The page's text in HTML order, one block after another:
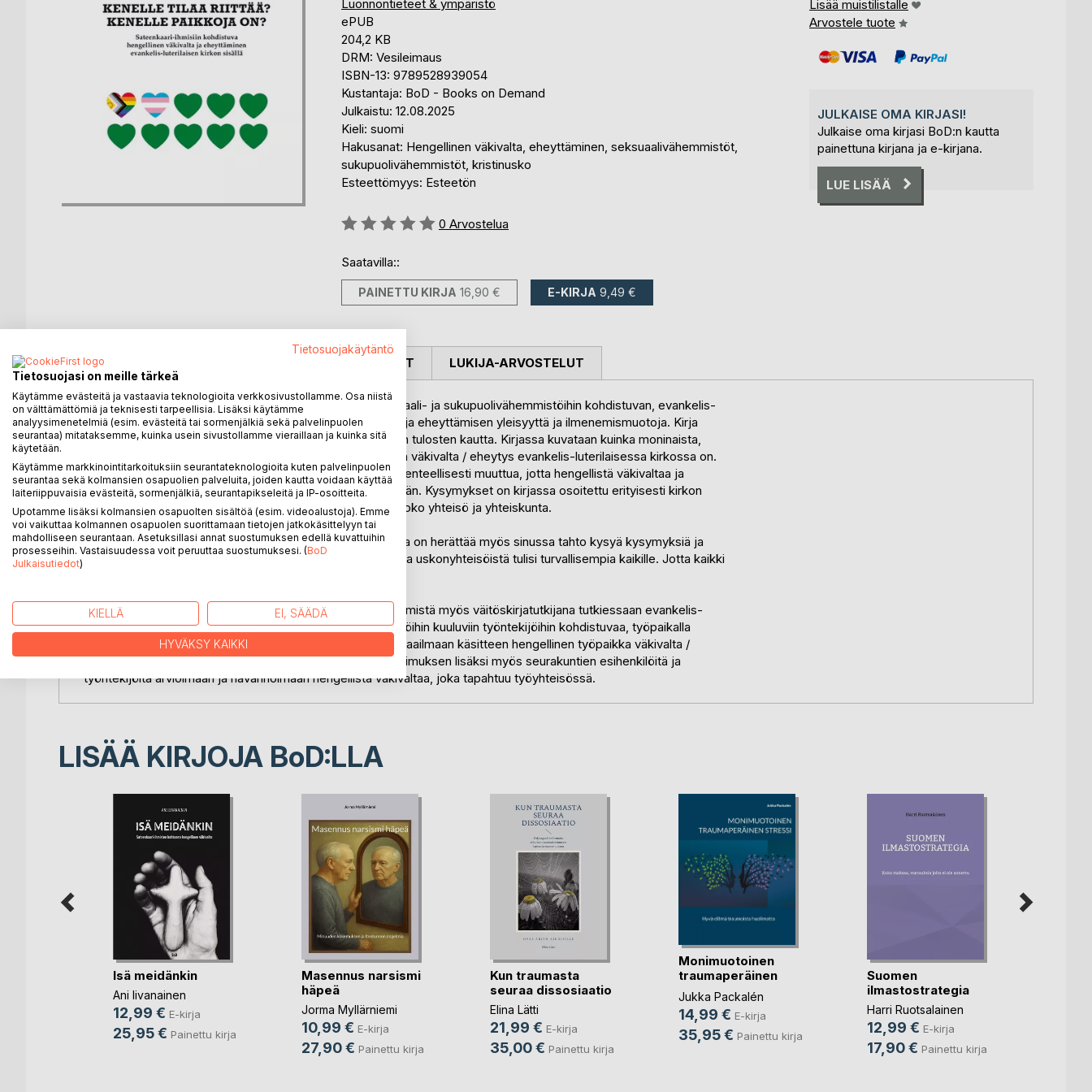
Luonnontieteet & ympäristö
ePUB
204,2 KB
DRM: Vesileimaus
ISBN-13: 9789528939054
Kustantaja: BoD - Books on Demand
Julkaistu: 12.08.2025
Kieli: suomi
Hakusanat: Hengellinen väkivalta, eheyttäminen, seksuaalivähemmistöt,
sukupuolivähemmistöt, kristinusko
Esteettömyys: Esteetön
Arvostelu::
0 Arvostelua
Saatavilla::
PAINETTU KIRJA 16,90 € E-KIRJA 9,49 €
Lisää muistilistalle
Arvostele tuote
JULKAISE OMA KIRJASI!
Julkaise oma kirjasi BoD:n kautta
painettuna kirjana ja e-kirjana.
LUE LISÄÄ
KUVAUS
Kenelle tilaa riittää? Kenelle paikkoja on? -kirja avaa seksuaali- ja sukupuolivähemmistöihin kohdistuvan, evankelis-
luterilaisen kirkon sisällä tapahtuvan hengellisen väkivallan ja eheyttämisen yleisyyttä ja ilmenemismuotoja. Kirja
käsittelee aihetta kyselytutkimuksen ja maisterintutkielman tulosten kautta. Kirjassa kuvataan kuinka moninaista,
laaja-alaista, piiloon painettua ja vahingoittavaa hengellinen väkivalta / eheytys evankelis-luterilaisessa kirkossa on.
Lisäksi kirja sisältää ajatuksia siitä, miten asioiden tulisi rakenteellisesti muuttua, jotta hengellistä väkivaltaa ja
eheyttämistä onnistuttaisiin kirkossa paremmin ehkäisemään. Kysymykset on kirjassa osoitettu erityisesti kirkon
johtajille. Niihin vastaamiseen tarvitaan kuitenkin mukaan koko yhteisö ja yhteiskunta.
Kenelle tilaa riittää? Kenelle paikkoja on? -kirjan tavoitteena on herättää myös sinussa tahto kysyä kysymyksiä ja
vaikuttaa omassa lähiyhteisössäsi niin, että seurakunnista ja uskonyhteisöistä tulisi turvallisempia kaikille. Jotta kaikki
Iivanainen jatkaa kysymysten kysymistä ja vastausten etsimistä myös väitöskirjatutkijana tutkiessaan evankelis-
luterilaisen kirkon sisällä seksuaali- ja sukupuolivähemmistöihin kuuluviin työntekijöihin kohdistuvaa, työpaikalla
tapahtuvaa hengellistä väkivaltaa. Iivanainen luo tutkimusmaailmaan käsitteen hengellinen työpaikka väkivalta /
Spiritual Workplace Violence (SWV). Käsite helpottaa tutkimuksen lisäksi myös seurakuntien esihenkilöitä ja
työntekijöitä arvioimaan ja havannoimaan hengellistä väkivaltaa, joka tapahtuu työyhteisössä.
LEHDISTÖARVOSTELUT LUKIJA-ARVOSTELUT
LISÄÄ KIRJOJA BoD:LLA
Isä meidänkin
Ani Iivanainen
12,99 € E-kirja
25,95 € Painettu kirja
Masennus narsismi
häpeä
Jorma Myllärniemi
10,99 € E-kirja
27,90 € Painettu kirja
Kun traumasta
seuraa dissosiaatio
Elina Lätti
21,99 € E-kirja
35,00 € Painettu kirja
Monimuotoinen
traumaperäinen
stressi
Jukka Packalén
14,99 € E-kirja
35,95 € Painettu kirja
Suomen
ilmastostrategia
Harri Ruotsalainen
12,99 € E-kirja
17,90 € Painettu kirja
Tietosuojakäytäntö
Tietosuojasi on meille tärkeä
Käytämme evästeitä ja vastaavia teknologioita verkkosivustollamme. Osa niistä
on välttämättömiä ja teknisesti tarpeellisia. Lisäksi käytämme
analyysimenetelmiä (esim. evästeitä tai sormenjälkiä sekä palvelinpuolen
seurantaa) mitataksemme, kuinka usein sivustollamme vieraillaan ja kuinka sitä
käytetään.
Käytämme markkinointitarkoituksiin seurantateknologioita kuten palvelinpuolen
seurantaa sekä kolmansien osapuolien palveluita, joiden kautta voidaan käyttää
laiteriippuvaisia evästeitä, sormenjälkiä, seurantapikseleitä ja IP-osoitteita.
Upotamme lisäksi kolmansien osapuolten sisältöä (esim. videoalustoja). Emme
voi vaikuttaa kolmannen osapuolen suorittamaan tietojen jatkokäsittelyyn tai
mahdolliseen seurantaan. Asetuksillasi annat suostumuksen edellä kuvattuihin
prosesseihin. Vastaisuudessa voit peruuttaa suostumuksesi. (BoD
Julkaisutiedot)
KIELLÄ EI, SÄÄDÄ
HYVÄKSY KAIKKI